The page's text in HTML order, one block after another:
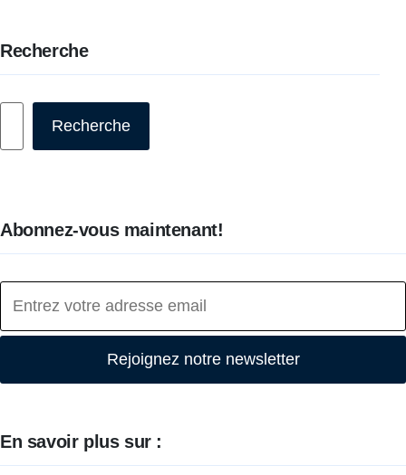
Recherche
Recherche
Abonnez-vous maintenant!
Rejoignez notre newsletter
En savoir plus sur :